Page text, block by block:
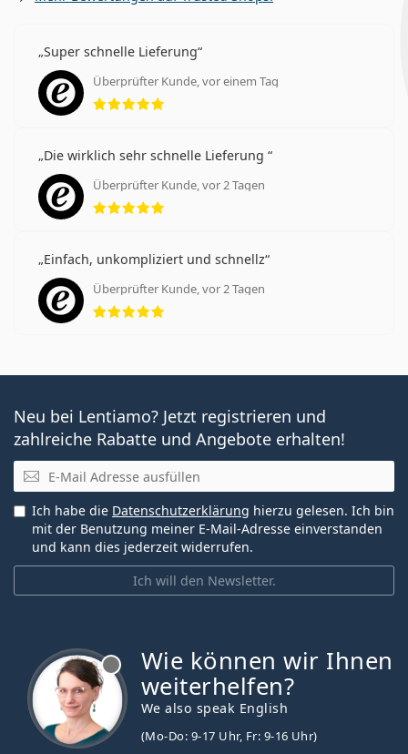
Super schnelle Lieferung
Überprüfter Kunde, vor einem Tag
Bewertung 5 aus 5
Die wirklich sehr schnelle Lieferung
Überprüfter Kunde, vor 2 Tagen
Bewertung 5 aus 5
Einfach, unkompliziert und schnellz
Überprüfter Kunde, vor 2 Tagen
Bewertung 5 aus 5
Neu bei Lentiamo? Jetzt registrieren und
zahlreiche Rabatte und Angebote erhalten!
E-Mail
Ich will den Newsletter.
Ich habe die Datenschutzerklärung hierzu gelesen. Ich bin
mit der Benutzung meiner E-Mail-Adresse einverstanden
und kann dies jederzeit widerrufen.
Wie können wir Ihnen
weiterhelfen?
We also speak English
(Mo-Do: 9-17 Uhr, Fr: 9-16 Uhr)